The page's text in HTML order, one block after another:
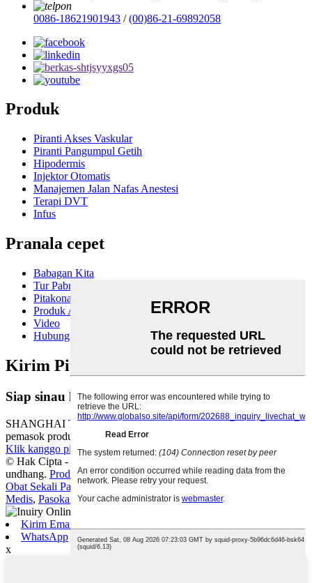
0086-18621901943 /(00)86-21-69892058
Produk
Piranti Akses Vaskular
Piranti Pangumpul Getih
Hipodermis
Injektor Otomatis
Manajemen Jalan Nafas Anestesi
Terapi DVT
Infus
Pranala cepet
Babagan Kita
Tur Pabrik
Pitakonan sing Sering Ditakoni
Produk Akses Vaskular
Video
Hubungi Kami
Kirim Pitakon:
Siap sinau luwih akeh
SHANGHAI TEAMSTAND CORPORATION minangka
pemasok produk lan solusi medis profesional.
Klik kanggo pitakon
© Hak Cipta - 2010-2025: Kabeh Hak Dilindhungi Undhang-
undhang. Produk Panas -Peta Situs
Obat Sekali Pakai,Suntik Iklan,Barang Medis Habis Pakai
Medis, Pasokan Medis,Perlengkapan Medis,
Kirim Email
WhatsApp
x